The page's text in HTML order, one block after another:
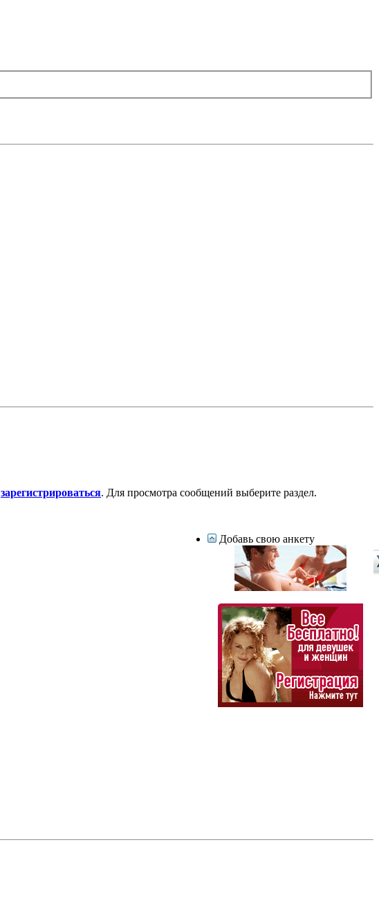
зарегистрироваться. Для просмотра сообщений выберите раздел.
Добавь свою анкету